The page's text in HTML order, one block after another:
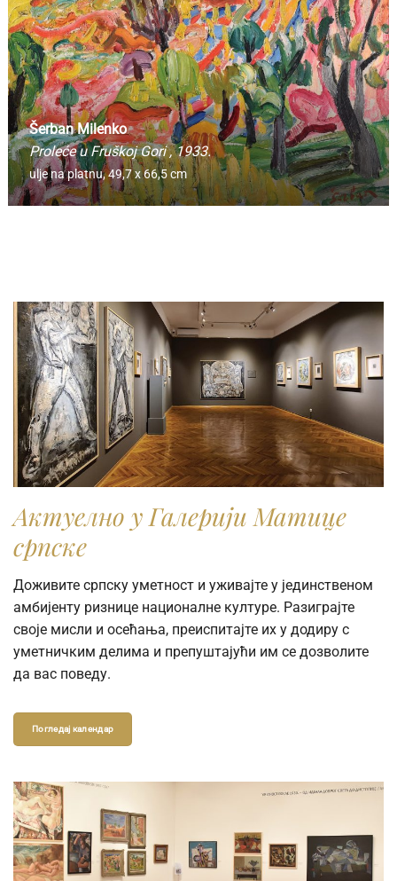
Šerban Milenko
Proleće u Fruškoj Gori, 1933.
ulje na platnu,49,7 x 66,5 cm
Актуелно у Галерији Матице
српске
Доживите српску уметност и уживајте у јединственом
амбијенту ризнице националне културе. Разиграјте
своје мисли и осећања, преиспитајте их у додиру с
уметничким делима и препуштајући им се дозволите
да вас поведу.
Погледај календар